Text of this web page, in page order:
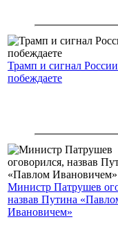
Трамп и сигнал
побеждаете
Министр Патрушев
назвав Путина
Ивановичем»